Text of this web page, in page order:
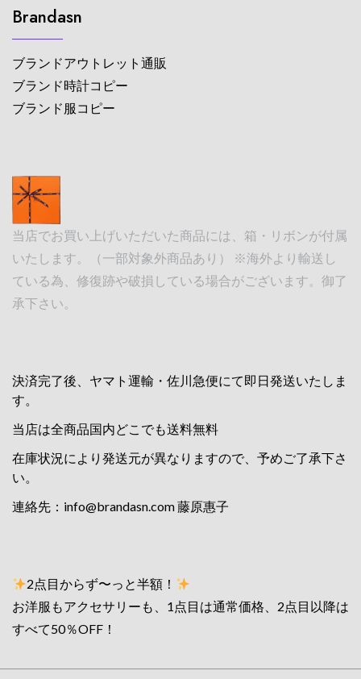
Brandasn
ブランドアウトレット通販
ブランド時計コピー
ブランド服コピー
当店でお買い上げいただいた商品には、箱・リボンが付属
いたします。（一部対象外商品あり） ※海外より輸送し
ている為、修復跡や破損している場合がございます。御了
承下さい。
決済完了後、ヤマト運輸・佐川急便にて即日発送いたしま
す。
当店は全商品国内どこでも送料無料
在庫状況により発送元が異なりますので、予めご了承下さ
い。
連絡先： info@brandasn.com藤原惠子
2点目からず〜っと半額！
お洋服もアクセサリーも、1点目は通常価格、2点目以降は
すべて50％OFF！